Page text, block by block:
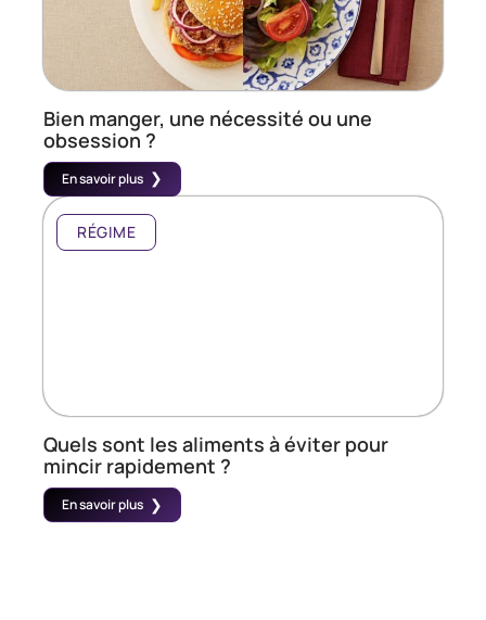
Bien manger, une nécessité ou une
obsession ?
En savoir plus
RÉGIME
Quels sont les aliments à éviter pour
mincir rapidement ?
En savoir plus